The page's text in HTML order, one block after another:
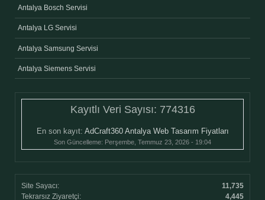
Antalya Bosch Servisi
Antalya LG Servisi
Antalya Samsung Servisi
Antalya Siemens Servisi
Kayıtlı Veri Sayısı: 774316
En son kayıt: AdCraft360 Antalya Web Tasarım Fiyatları
Son Güncelleme: Perşembe, Temmuz 23, 2026 - 19:04
Site Sayacı:
11,735
Tekrarsız Ziyaretçi:
4,445